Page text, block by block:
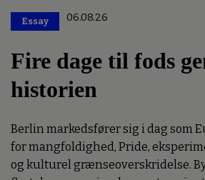
Essay 06.08.26
Fire dage til fods
historien
Berlin markedsfører sig i dag som
for mangfoldighed, Pride,
og kulturel grænseoverskridelse.